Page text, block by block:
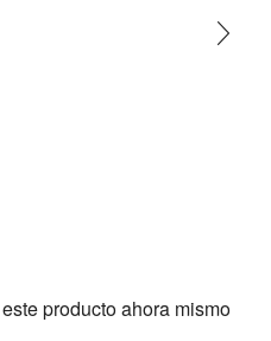
producto ahora mismo